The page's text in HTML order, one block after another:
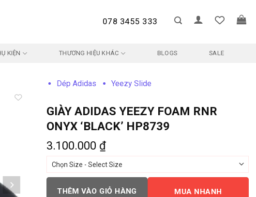
078 3455 333
KIỆN THƯƠNG HIỆU KHÁC BLOGS
SALE
Dép Adidas Yeezy Slide
GIÀY ADIDAS YEEZY FOAM RNR
ONYX ‘BLACK’ HP8739
3.100.000 ₫
THÊM VÀO GIỎ HÀNG MUA NHANH